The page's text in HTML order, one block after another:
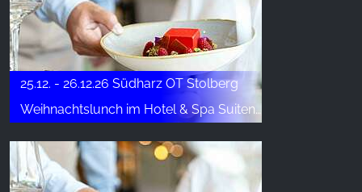
25.12. - 26.12.26 Südharz OT Stolberg
Weihnachtslunch im Hotel & Spa Suiten FreiWerk